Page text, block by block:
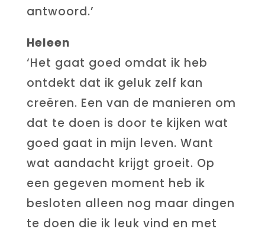
antwoord.’
Heleen
‘Het gaat goed omdat ik heb
ontdekt dat ik geluk zelf kan
creëren. Een van de manieren om
dat te doen is door te kijken wat
goed gaat in mijn leven. Want
wat aandacht krijgt groeit. Op
een gegeven moment heb ik
besloten alleen nog maar dingen
te doen die ik leuk vind en met